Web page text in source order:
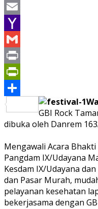
WhatsApp
Email
Yahoo
Mail
Gmail
Print
PrintFriendly
Share
GBI Rock
dibuka oleh Danrem
Mengawali Acara
Pangdam IX/Udayana
Kesdam IX/Udayana
dan Pasar Murah,
pelayanan kesehatan
bekerjasama dengan